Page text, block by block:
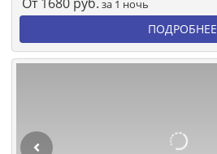
за 1 ночь
ПОДРОБНЕЕ